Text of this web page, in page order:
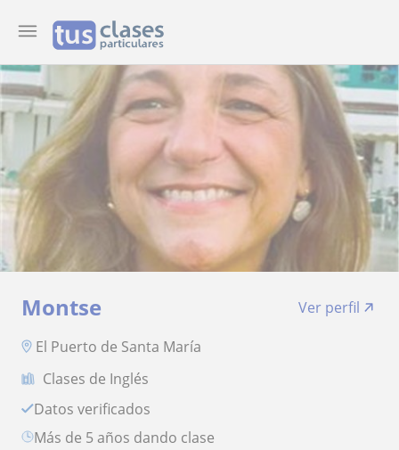
Montse
Ver perfil
El Puerto de Santa María
Clases de Inglés
Datos verificados
más de 5 años dando clase